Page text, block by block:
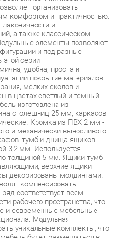
а также классическом
элементы позволяют
и под разные
серии
удобна, проста и
покрытие материалов
мелких сколов и
цветах светлый и темный
изготовлена из
столешниц 25 мм, каркасов
Кромка из ПВХ 2 мм -
и механически выносливого
тумб и днища ящиков
мм. Используется
толщиной 5 мм. Ящики тумб
верхние ящики
молдингами.
компенсировать
соответствует всем
рабочего пространства, что
и современные мебельные
Модульная
уникальные комплекты, что
будет размещаться в
Элегантная
коллекции Swift
для построения
интерьера. Подобная